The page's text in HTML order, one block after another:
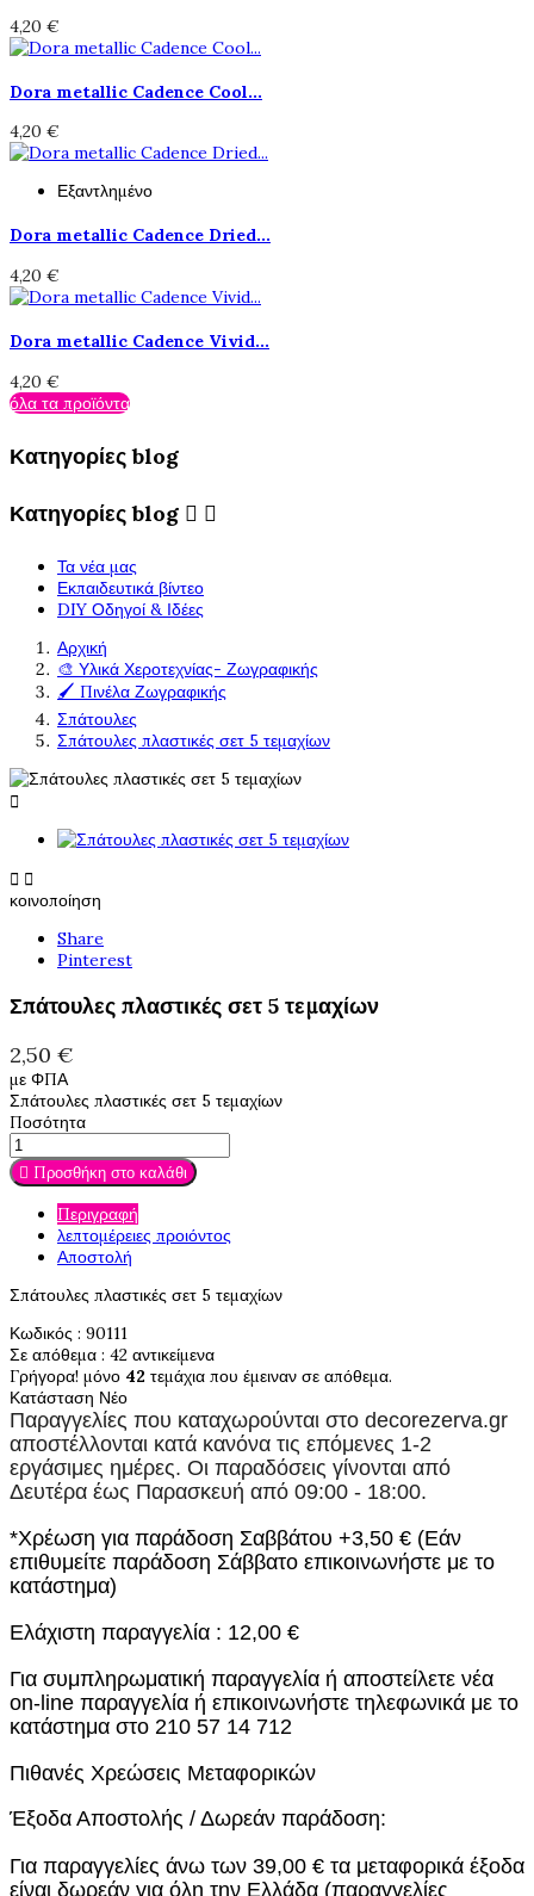
4,20 €
Dora metallic Cadence Cool...
4,20 €
Εξαντλημένο
Dora metallic Cadence Dried...
4,20 €
Dora metallic Cadence Vivid...
4,20 €
όλα τα προϊόντα
Κατηγορίες blog
Κατηγορίες blog  
Τα νέα μας
Εκπαιδευτικά βίντεο
DIY Οδηγοί & Ιδέες
Αρχική
🎨 Υλικά Χεροτεχνίας- Ζωγραφικής
🖌️ Πινέλα Ζωγραφικής
Σπάτουλες
Σπάτουλες πλαστικές σετ 5 τεμαχίων

 
κοινοποίηση
Share
Pinterest
Σπάτουλες πλαστικές σετ 5 τεμαχίων
2,50 €
με ΦΠΑ
Σπάτουλες πλαστικές σετ 5 τεμαχίων
Ποσότητα
 Προσθήκη στο καλάθι
Περιγραφή
λεπτομέρειες προιόντος
Αποστολή
Σπάτουλες πλαστικές σετ 5 τεμαχίων
Κωδικός : 90111
Σε απόθεμα : 42 αντικείμενα
Γρήγορα! μόνο 42 τεμάχια που έμειναν σε απόθεμα.
Κατάσταση Νέο
Παραγγελίες που καταχωρούνται στο decorezerva.gr
αποστέλλονται κατά κανόνα τις επόμενες 1-2
εργάσιμες ημέρες. Οι παραδόσεις γίνονται από
Δευτέρα έως Παρασκευή από 09:00 - 18:00.
*Χρέωση για παράδοση Σαββάτου +3,50 € (Εάν
επιθυμείτε παράδοση Σάββατο επικοινωνήστε με το
κατάστημα)
Ελάχιστη παραγγελία : 12,00 €
Για συμπληρωματική παραγγελία ή αποστείλετε νέα
on-line παραγγελία ή επικοινωνήστε τηλεφωνικά με το
κατάστημα στο 210 57 14 712
Πιθανές Χρεώσεις Μεταφορικών
Έξοδα Αποστολής / Δωρεάν παράδοση:
Για παραγγελίες άνω των 39,00 € τα μεταφορικά έξοδα
είναι δωρεάν για όλη την Ελλάδα (παραγγελίες